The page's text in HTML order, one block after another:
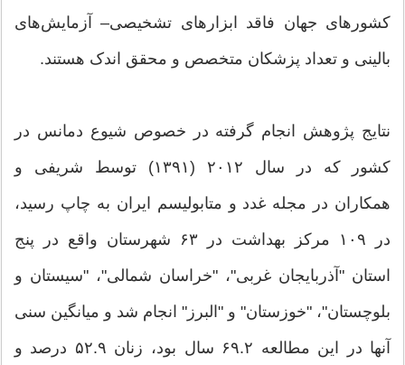
کشورهای جهان فاقد ابزارهای تشخیصی– آزمایش‌های
بالینی و تعداد پزشکان متخصص و محقق اندک هستند.
نتایج پژوهش انجام گرفته در خصوص شیوع دمانس در
کشور که در سال ۲۰۱۲ (۱۳۹۱) توسط شریفی و
همکاران در مجله غدد و متابولیسم ایران به چاپ رسید،
در ۱۰۹ مرکز بهداشت در ۶۳ شهرستان واقع در پنج
استان "آذربایجان غربی"، "خراسان شمالی"، "سیستان و
بلوچستان"، "خوزستان" و "البرز" انجام شد و میانگین سنی
آنها در این مطالعه ۶۹.۲ سال بود، زنان ۵۲.۹ درصد و